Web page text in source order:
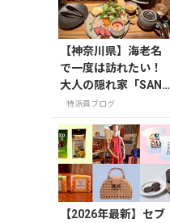
【神奈川県】海老名
で一度は訪れたい！
大人の隠れ家「SAND
GLASS 熾火」で味わ
ー
特派員ブログ
【2026年最新】セブ